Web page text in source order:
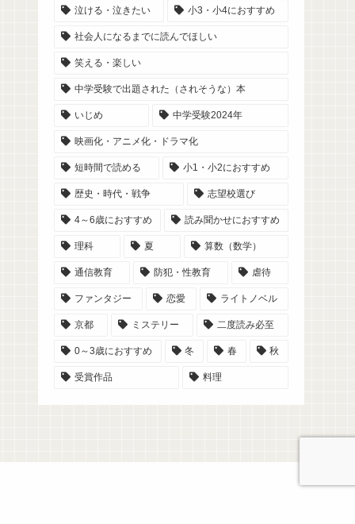
泣ける・泣きたい 小3・小4におすすめ
社会人になるまでに読んでほしい
笑える・楽しい
中学受験で出題された（されそうな）本
いじめ 中学受験2024年
映画化・アニメ化・ドラマ化
短時間で読める 小1・小2におすすめ
歴史・時代・戦争 志望校選び
4～6歳におすすめ 読み聞かせにおすすめ
理科 夏 算数（数学）
通信教育 防犯・性教育 虐待
ファンタジー 恋愛 ライトノベル
京都 ミステリー 二度読み必至
0～3歳におすすめ 冬 春 秋
受賞作品 料理